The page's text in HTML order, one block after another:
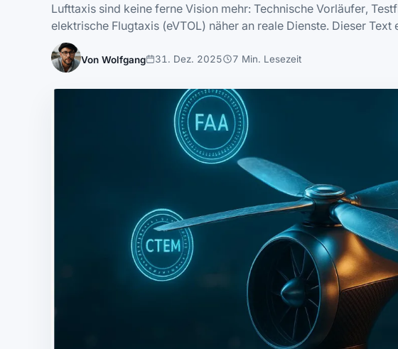
Lufttaxis sind keine ferne Vision mehr: Technische Vorläufer,
elektrische Flugtaxis (eVTOL) näher an reale Dienste. Dieser
Von Wolfgang 31. Dez. 2025 7 Min. Lesezeit